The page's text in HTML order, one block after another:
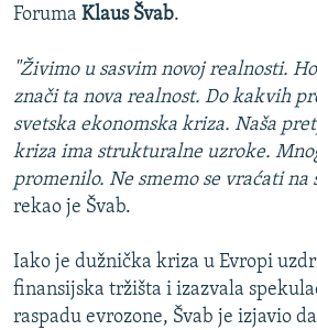
Foruma Klaus Švab.
"Živimo u sasvim novoj realnosti.
znači ta nova realnost. Do kakvih
svetska ekonomska kriza. Naša
kriza ima strukturalne uzroke.
promenilo. Ne smemo se vraćati na
rekao je Švab.
Iako je dužnička kriza u Evropi
finansijska tržišta i izazvala
raspadu evrozone, Švab je izjavio